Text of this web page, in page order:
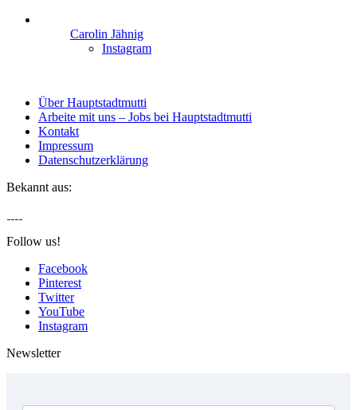
Carolin Jähnig
Instagram
Über Hauptstadtmutti
Arbeite mit uns – Jobs bei Hauptstadtmutti
Kontakt
Impressum
Datenschutzerklärung
Bekannt aus:
Follow us!
Facebook
Pinterest
Twitter
YouTube
Instagram
Newsletter